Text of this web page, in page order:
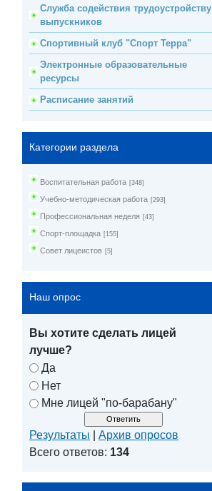
Служба содействия трудоустройству
выпускников
Спортивный клуб "Спорт Терра"
Электронные образовательные
ресурсы
Расписание занятий
Категории раздела
Воспитательная работа [348]
Учебно-методическая работа [293]
Профессиональная неделя [43]
Спорт-площадка [155]
Совет лицеистов [5]
Наш опрос
Вы хотите сделать лицей
лучше?
Да
Нет
Мне лицей "по-барабану"
Результаты
Архив опросов
Всего ответов: 134